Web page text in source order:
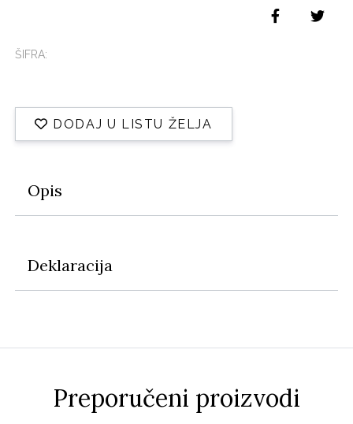
ŠIFRA:
DODAJ U LISTU ŽELJA
Opis
Deklaracija
Preporučeni proizvodi